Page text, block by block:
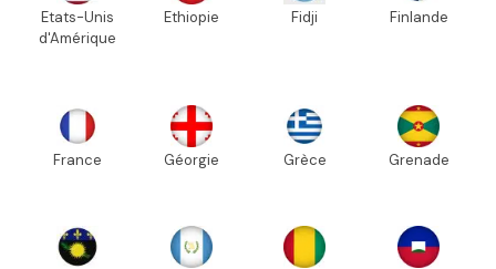
Etats-Unis
d'Amérique
Ethiopie Fidji Finlande
France Géorgie Grèce Grenade